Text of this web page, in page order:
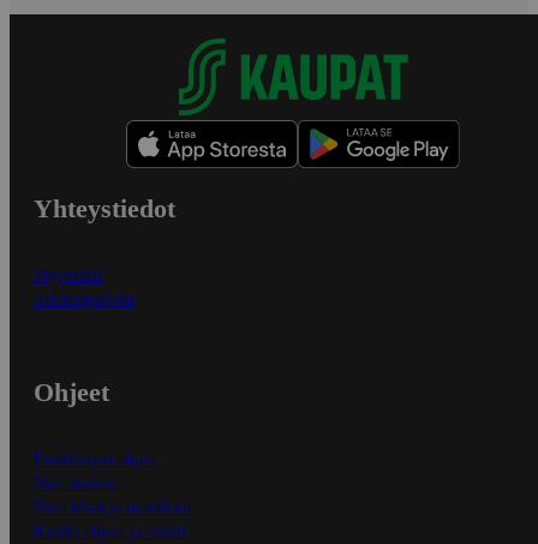
Yhteystiedot
Myymälät
Asiakaspalvelu
Ohjeet
Ensitilaajan ohjeet
Näin maksat
Näin tilaat ja muokkaat
Kaikki ohjeet ja vinkit